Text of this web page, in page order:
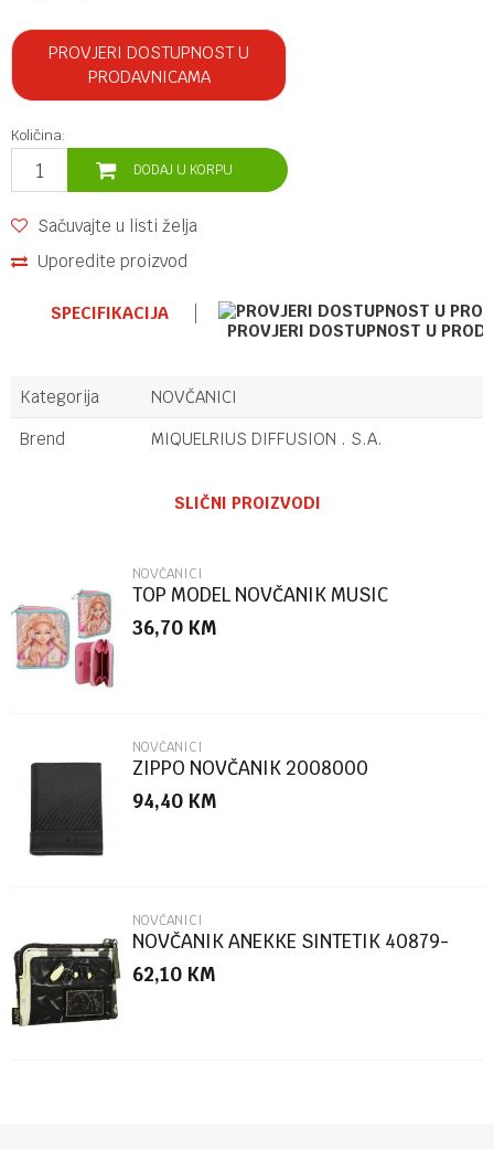
PROVJERI DOSTUPNOST U
PRODAVNICAMA
Količina:
DODAJ U KORPU
Sačuvajte u listi želja
Uporedite proizvod
SPECIFIKACIJA
PROVJERI DOSTUPNOST U
Kategorija
NOVČANICI
Brend
MIQUELRIUS DIFFUSION . S.A.
Poruka
POŠALJI
SLIČNI PROIZVODI
NOVČANICI
TOP MODEL NOVČANIK MUSIC
36,70 KM
NOVČANICI
ZIPPO NOVČANIK 2008000
94,40 KM
NOVČANICI
NOVČANIK ANEKKE SINTETIK 40879-
910-TOW
62,10 KM